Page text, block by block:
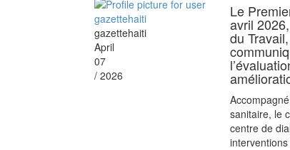
gazettehaiti
April
07
/ 2026
Le
avril
du
sanitaire, le
centre de